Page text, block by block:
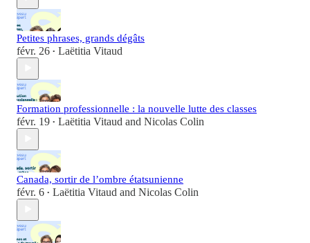
Petites phrases, grands dégâts
févr. 26 • Laëtitia Vitaud
Formation professionnelle : la nouvelle lutte des classes
févr. 19 • Laëtitia Vitaud and Nicolas Colin
Canada, sortir de l’ombre étatsunienne
févr. 6 • Laëtitia Vitaud and Nicolas Colin